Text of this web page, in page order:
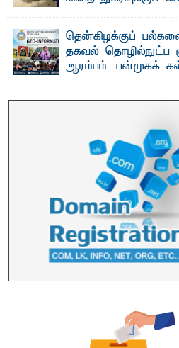
பாறுக் ஷிஹான்- க ல்முனை
சுகாதார விதிமுறைகளை மீறிச்
தென்கிழக்குப்
தகவல் தொழில்நுட்ப
ஆரம்பம்: பன்முகக்
பேராசிரியர் எம். எம். பாஸில்